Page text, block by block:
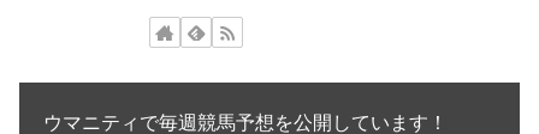
ウマニティで毎週競馬予想を公開しています！